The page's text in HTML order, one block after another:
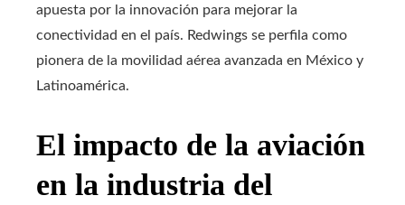
apuesta por la innovación para mejorar la
conectividad en el país. Redwings se perfila como
pionera de la movilidad aérea avanzada en México y
Latinoamérica.
El impacto de la aviación
en la industria del